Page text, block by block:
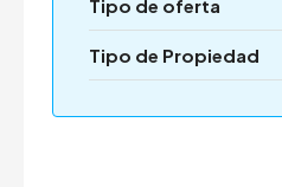
Tipo de oferta
Tipo de Propiedad